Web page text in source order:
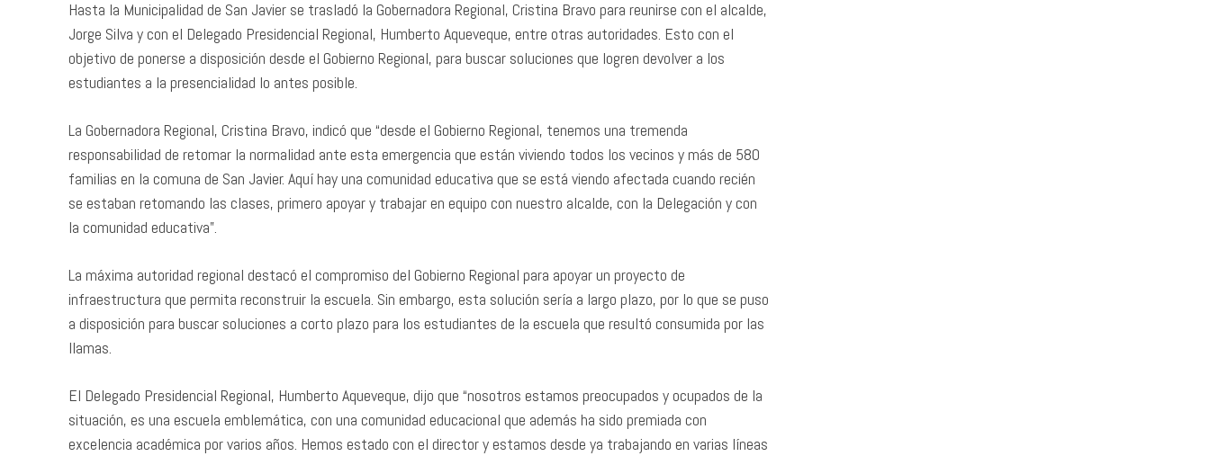
Hasta la Municipalidad de San Javier se trasladó la Gobernadora Regional, Cristina Bravo para reunirse con el alcalde,
Jorge Silva y con el Delegado Presidencial Regional, Humberto Aqueveque, entre otras autoridades. Esto con el
objetivo de ponerse a disposición desde el Gobierno Regional, para buscar soluciones que logren devolver a los
estudiantes a la presencialidad lo antes posible.
La Gobernadora Regional, Cristina Bravo, indicó que “desde el Gobierno Regional, tenemos una tremenda
responsabilidad de retomar la normalidad ante esta emergencia que están viviendo todos los vecinos y más de 580
familias en la comuna de San Javier. Aquí hay una comunidad educativa que se está viendo afectada cuando recién
se estaban retomando las clases, primero apoyar y trabajar en equipo con nuestro alcalde, con la Delegación y con
la comunidad educativa”.
La máxima autoridad regional destacó el compromiso del Gobierno Regional para apoyar un proyecto de
infraestructura que permita reconstruir la escuela. Sin embargo, esta solución sería a largo plazo, por lo que se puso
a disposición para buscar soluciones a corto plazo para los estudiantes de la escuela que resultó consumida por las
llamas.
El Delegado Presidencial Regional, Humberto Aqueveque, dijo que “nosotros estamos preocupados y ocupados de la
situación, es una escuela emblemática, con una comunidad educacional que además ha sido premiada con
excelencia académica por varios años. Hemos estado con el director y estamos desde ya trabajando en varias líneas